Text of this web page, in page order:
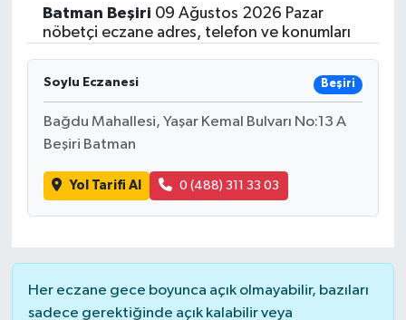
Batman Beşiri 09 Ağustos 2026 Pazar
nöbetçi eczane adres, telefon ve konumları
Soylu Eczanesi Beşiri
Bağdu Mahallesi, Yaşar Kemal Bulvarı No:13 A
Beşiri Batman
Yol Tarifi Al 0 (488) 311 33 03
Her eczane gece boyunca açık olmayabilir, bazıları
sadece gerektiğinde açık kalabilir veya
Dünya
RESMİ İLANLAR
Haber Arşivi